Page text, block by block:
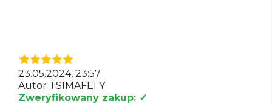
23.05.2024, 23:57
Autor TSIMAFEI Y
Zweryfikowany zakup: ✓